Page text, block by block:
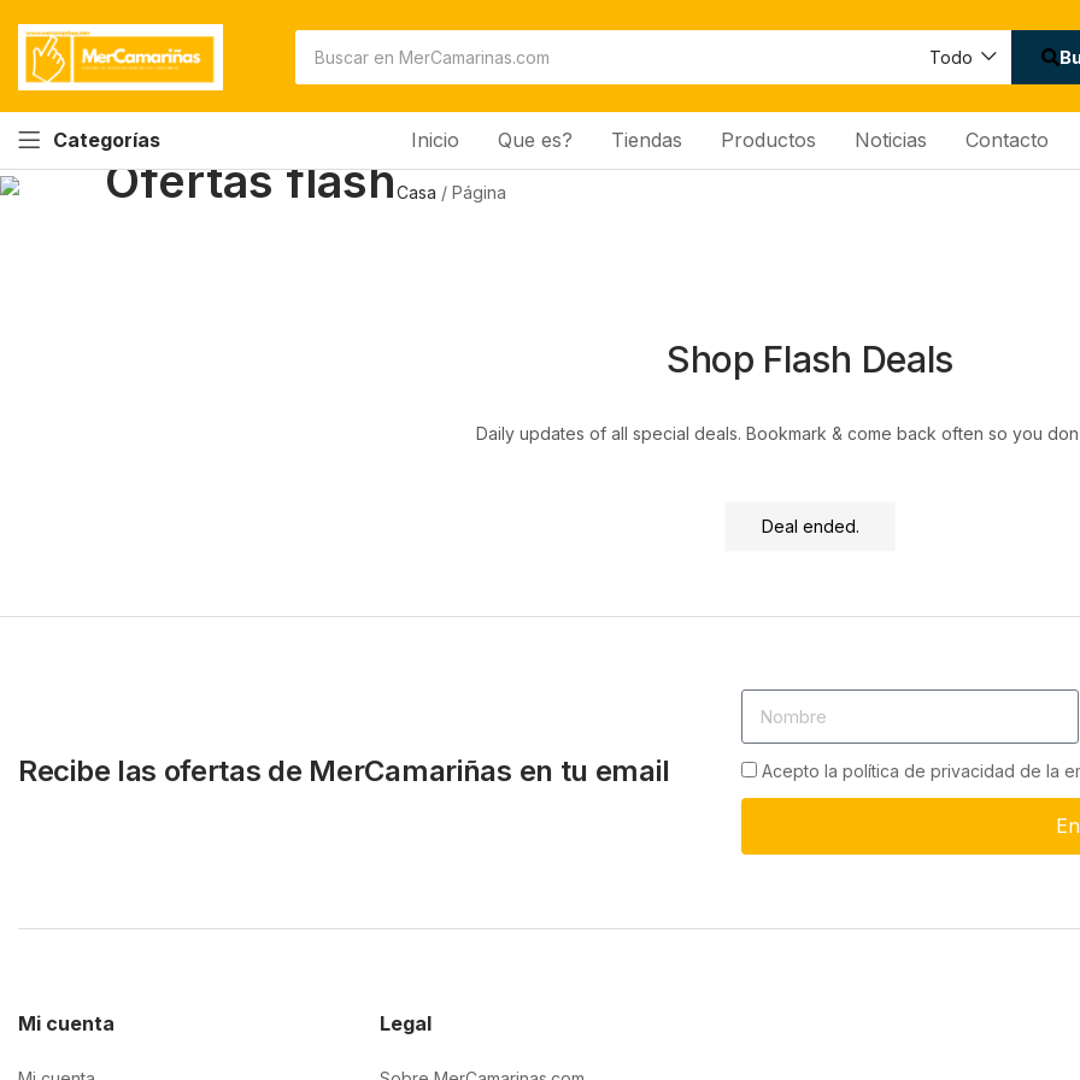
Todo
Categorías Inicio Que es? Tiendas Productos Noticias Contacto
Ofertas flashCasa / Página
Shop Flash Deals
Daily updates of all special deals. Bookmark & come back often so you
Deal ended.
Recibe las ofertas de MerCamariñas en tu email Acepto la política de privacidad de la
Mi cuenta Legal